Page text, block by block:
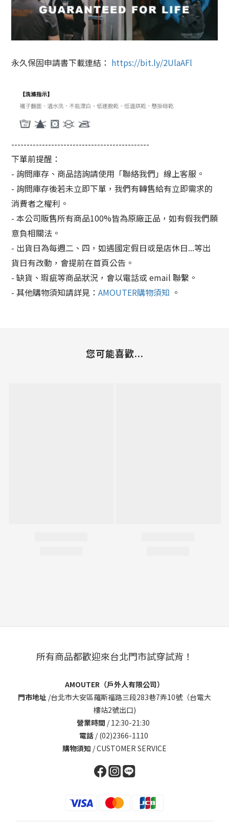
永久保固申請書下載連結： https://bit.ly/2UlaAFl
---------------------------------------------
下單前提醒：
- 詢問庫存、商品諮詢請使用「聯絡我們」線上客服。
- 詢問庫存後若未立即下單，我們有轉售給有立即需求的
消費者之權利。
- 本公司販售所有商品100%皆為原廠正品，如有假我們願
意負相關法。
- 出貨日為每週二、四，如遇國定假日或是店休日...等出
貨日有改動，會提前在首頁公告。
- 缺貨、瑕疵等商品狀況，會以電話或 email 聯繫。
- 其他購物須知請詳見： AMOUTER購物須知 。
您可能喜歡...
所有商品都歡迎來台北門市試穿試背！
AMOUTER（戶外人有限公司）
門市地址 /台北市大安區羅斯福路三段283巷7弄10號（台電大
樓站2號出口)
營業時間 / 12:30-21:30
電話 / (02)2366-1110
購物須知 /CUSTOMER SERVICE